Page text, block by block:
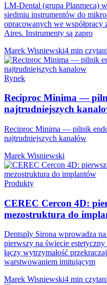
LM-Dental (grupa Planmeca)
siedmiu instrumentów do
opracowanych we
Aires. Instrumenty są zapro
Marek Wisniewski4 min
Rynek
Reciproc Minima —
najtrudniejszych
Reciproc Minima — pilnik
najtrudniejszych kanałów
Marek Wisniewski
Produkty
CEREC Cercon 4D:
mezostruktura do
Dentsply Sirona wprowadza
pierwszy na świecie
łączy wytrzymałość
warstwowaniem imitującym
Marek Wisniewski4 min